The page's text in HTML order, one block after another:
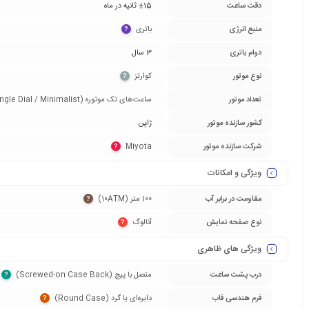
دقت ساعت
±15 ثانیه در ماه
منبع انرژی
باتری‏ ?
دوام باتری
3 سال
نوع موتور
کوارتز‏ ?
تعداد موتور
ساعت‌های تک موتوره (Single Dial / Minimalist)‏
کشور سازنده موتور
ژاپن
شرکت سازنده موتور
Miyota‏
?
ویژگی و امکانات
مقاومت در برابر آب 100 متر (10ATM)‏ ?
نوع صفحه نمایش آنالوگ‏ ?
ویژگی های ظاهری
درب پشت ساعت متصل با پیچ (Screwed-on Case Back)‏ ?
فرم هندسی قاب دایره‌ای یا گرد (Round Case)‏ ?